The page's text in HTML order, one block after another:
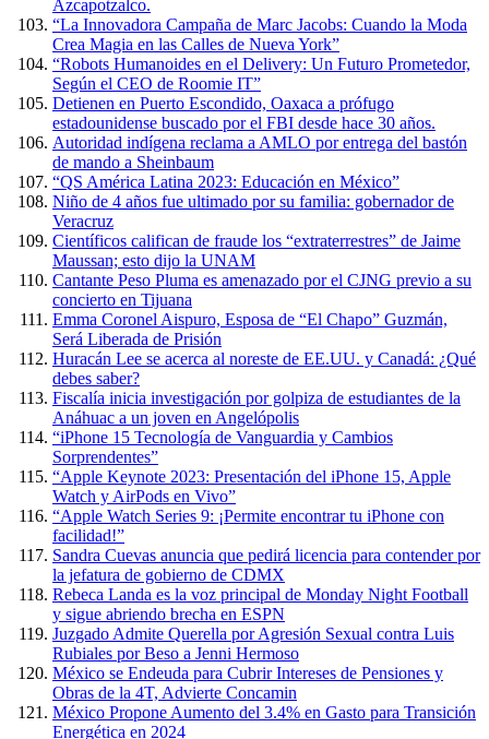
Azcapotzalco.
“La Innovadora Campaña de Marc Jacobs: Cuando la Moda
Crea Magia en las Calles de Nueva York”
“Robots Humanoides en el Delivery: Un Futuro Prometedor,
Según el CEO de Roomie IT”
Detienen en Puerto Escondido, Oaxaca a prófugo
estadounidense buscado por el FBI desde hace 30 años.
Autoridad indígena reclama a AMLO por entrega del bastón
de mando a Sheinbaum
“QS América Latina 2023: Educación en México”
Niño de 4 años fue ultimado por su familia: gobernador de
Veracruz
Científicos califican de fraude los “extraterrestres” de Jaime
Maussan; esto dijo la UNAM
Cantante Peso Pluma es amenazado por el CJNG previo a su
concierto en Tijuana
Emma Coronel Aispuro, Esposa de “El Chapo” Guzmán,
Será Liberada de Prisión
Huracán Lee se acerca al noreste de EE.UU. y Canadá: ¿Qué
debes saber?
Fiscalía inicia investigación por golpiza de estudiantes de la
Anáhuac a un joven en Angelópolis
“iPhone 15 Tecnología de Vanguardia y Cambios
Sorprendentes”
“Apple Keynote 2023: Presentación del iPhone 15, Apple
Watch y AirPods en Vivo”
“Apple Watch Series 9: ¡Permite encontrar tu iPhone con
facilidad!”
Sandra Cuevas anuncia que pedirá licencia para contender por
la jefatura de gobierno de CDMX
Rebeca Landa es la voz principal de Monday Night Football
y sigue abriendo brecha en ESPN
Juzgado Admite Querella por Agresión Sexual contra Luis
Rubiales por Beso a Jenni Hermoso
México se Endeuda para Cubrir Intereses de Pensiones y
Obras de la 4T, Advierte Concamin
México Propone Aumento del 3.4% en Gasto para Transición
Energética en 2024